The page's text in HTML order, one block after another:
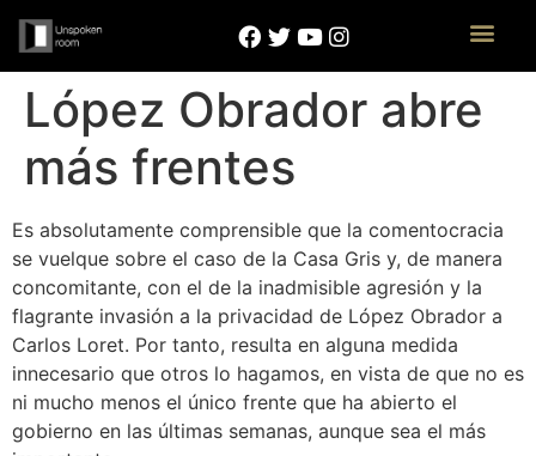
López Obrador abre
más frentes
Es absolutamente comprensible que la comentocracia
se vuelque sobre el caso de la Casa Gris y, de manera
concomitante, con el de la inadmisible agresión y la
flagrante invasión a la privacidad de López Obrador a
Carlos Loret. Por tanto, resulta en alguna medida
innecesario que otros lo hagamos, en vista de que no es
ni mucho menos el único frente que ha abierto el
gobierno en las últimas semanas, aunque sea el más